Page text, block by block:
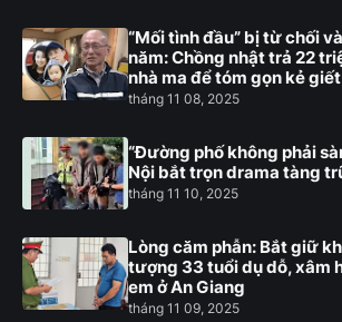
“Mối tình đầu” bị từ chối
năm: Chồng nhật trả 22
nhà ma để tóm gọn kẻ
tháng 11 08, 2025
“Đường phố không phải
Nội bắt trọn drama tàng
tháng 11 10, 2025
Lòng căm phẫn: Bắt giữ
tượng 33 tuổi dụ dỗ, xâm
em ở An Giang
tháng 11 09, 2025